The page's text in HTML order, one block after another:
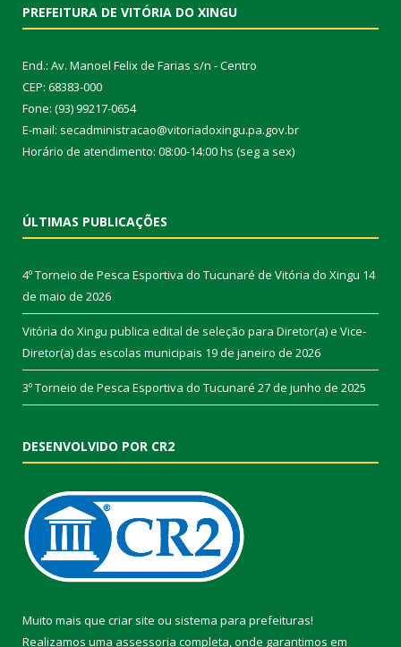
PREFEITURA DE VITÓRIA DO XINGU
End.: Av. Manoel Felix de Farias s/n - Centro
CEP: 68383-000
Fone: (93) 99217-0654
E-mail: secadministracao@vitoriadoxingu.pa.gov.br
Horário de atendimento: 08:00-14:00 hs (seg a sex)
ÚLTIMAS PUBLICAÇÕES
4º Torneio de Pesca Esportiva do Tucunaré de Vitória do Xingu 14
de maio de 2026
Vitória do Xingu publica edital de seleção para Diretor(a) e Vice-
Diretor(a) das escolas municipais 19 de janeiro de 2026
3º Torneio de Pesca Esportiva do Tucunaré 27 de junho de 2025
DESENVOLVIDO POR CR2
Muito mais que criar site ou sistema para prefeituras!
Realizamos uma assessoria completa, onde garantimos em